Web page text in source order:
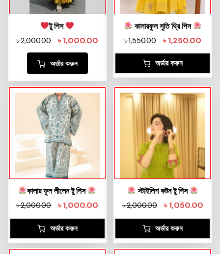
টু পিস
৳2,000.00 ৳1,000.00
অর্ডার করুন
কালারফুল সুতি থ্রি পিস
৳1,550.00 ৳1,250.00
অর্ডার করুন
কালার ফুল লীলেন টু পিস
৳2,000.00 ৳1,000.00
অর্ডার করুন
স্টাইলিশ কটন টু পিস
৳2,000.00 ৳1,050.00
অর্ডার করুন